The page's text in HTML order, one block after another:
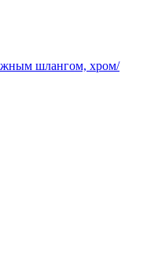
шлангом, хром/